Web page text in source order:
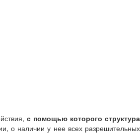
с помощью которого структура
о наличии у нее всех разрешительных